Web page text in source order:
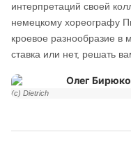
интерпретаций своей
немецкому хореографу
кроевое разнообразие в
ставка или нет, решать
(с) Dietrich